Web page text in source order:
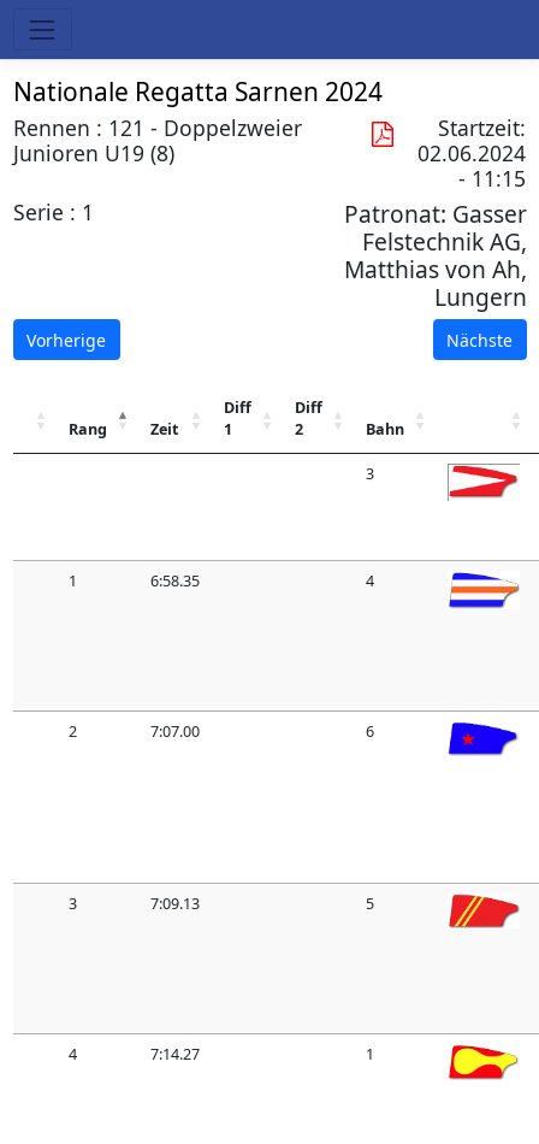
Nationale Regatta Sarnen 2024
Rennen : 121 - Doppelzweier
Junioren U19 (8)
Startzeit:
02.06.2024
- 11:15
Serie : 1
Patronat: Gasser
Felstechnik AG,
Matthias von Ah,
Lungern
Vorherige Nächste
Rang Zeit
Diff
1
Diff
2
Bahn
3
1 6:58.35 4
2 7:07.00 6
3 7:09.13 5
4 7:14.27 1